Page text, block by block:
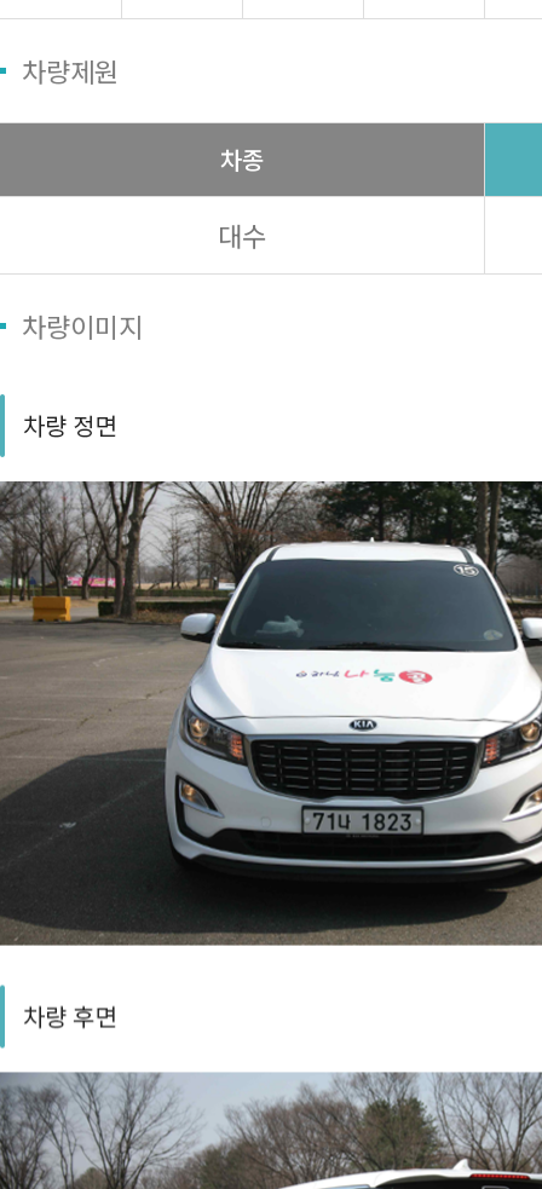
차량제원
차종
대수
차량이미지